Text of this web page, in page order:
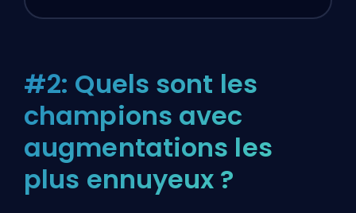
#2: Quels sont les
champions avec
augmentations les
plus ennuyeux ?